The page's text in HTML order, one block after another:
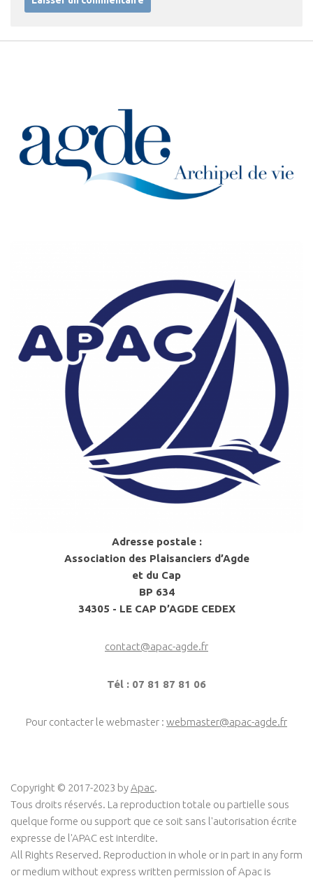
Adresse postale :
Association des Plaisanciers d’Agde
et du Cap
BP 634
34305 - LE CAP D’AGDE CEDEX
contact@apac-agde.fr
Tél : 07 81 87 81 06
Pour contacter le webmaster : webmaster@apac-agde.fr
Copyright © 2017-2023 byApac.
Tous droits réservés. La reproduction totale ou partielle sous
quelque forme ou support que ce soit sans l'autorisation écrite
expresse de l'APAC est interdite.
All Rights Reserved. Reproduction in whole or in part in any form
or medium without express written permission of Apac is